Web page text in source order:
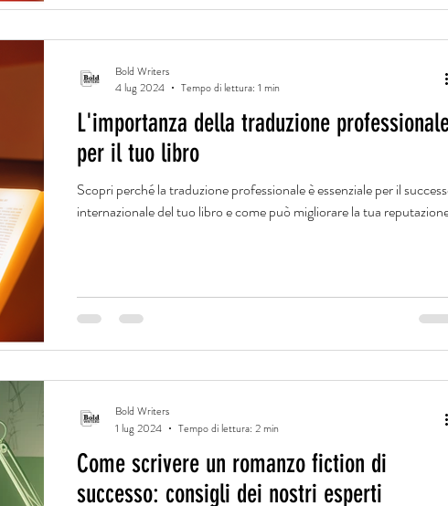
L'importanza della traduzione
per il tuo libro
Scopri perché la traduzione professionale è essenziale per il
internazionale del tuo libro e come può migliorare la tua
Bold Writers
4 lug 2024
Tempo di lettura: 1 min
Come scrivere un romanzo fiction di
successo: consigli dei nostri esperti
Bold Writers
1 lug 2024
Tempo di lettura: 2 min